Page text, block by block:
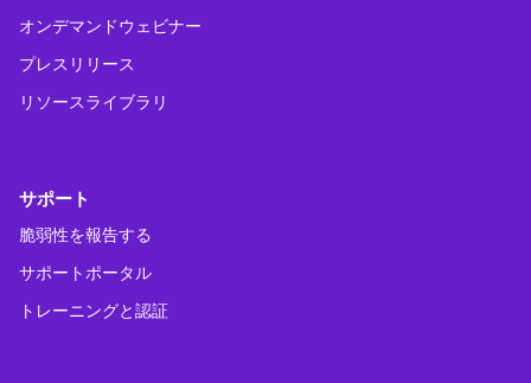
オンデマンドウェビナー
プレスリリース
リソースライブラリ
サポート
脆弱性を報告する
サポートポータル
トレーニングと認証